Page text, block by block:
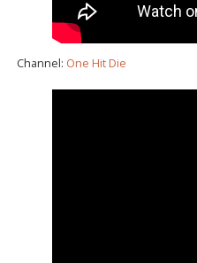
Channel: One Hit Die